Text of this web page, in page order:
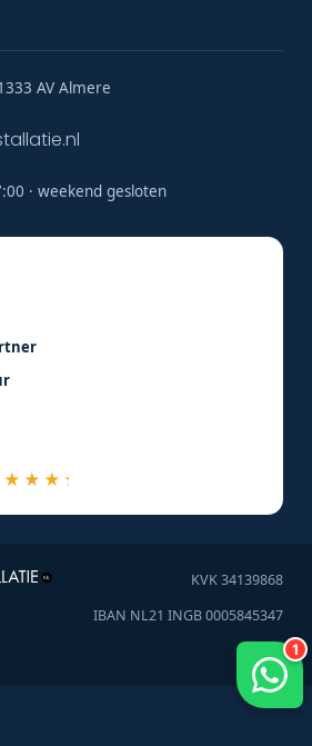
AV Almere
· weekend gesloten
KVK 34139868
IBAN NL21 INGB 0005845347